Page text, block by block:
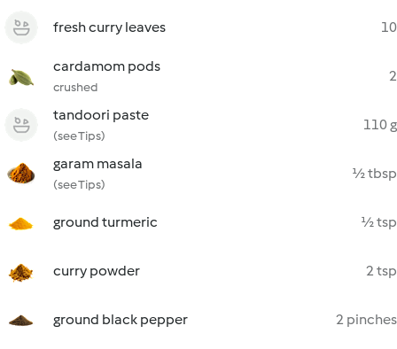
fresh curry leaves 10
cardamom pods
crushed
2
tandoori paste
(see Tips)
110 g
garam masala
(see Tips)
½ tbsp
ground turmeric ½ tsp
curry powder 2 tsp
ground black pepper 2 pinches